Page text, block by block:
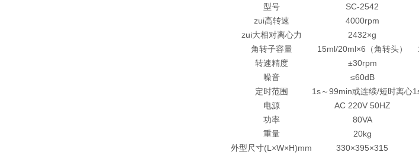
型号
SC-2542
zui高转速
4000rpm
zui大相对离心力
2432×g
角转子容量
15ml/20ml×6（角转头）
转速精度
±30rpm
噪音
≤60dB
定时范围
1s～99min或连续/短时离心
电源
AC 220V 50HZ
功率
80VA
重量
20kg
外型尺寸(L×W×H)mm
330×395×315